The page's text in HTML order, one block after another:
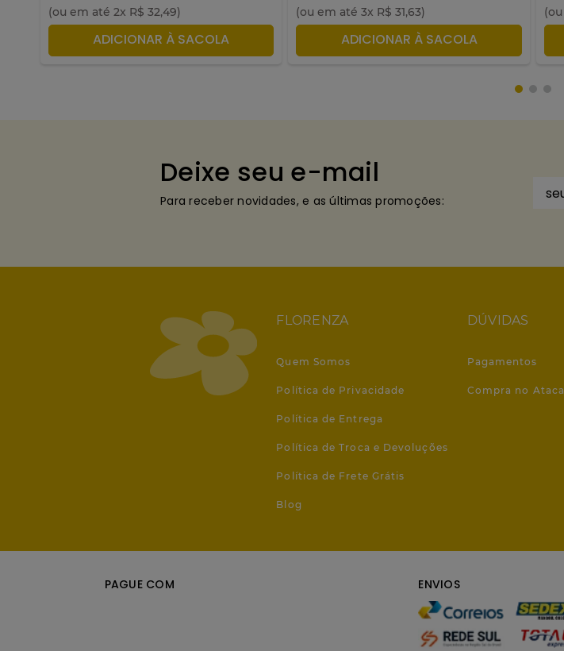
(ou em até 2x R$ 32,49)
ADICIONAR À SACOLA
(ou em até3x R$ 31,63)
ADICIONAR À SACOLA
Deixe seu e-mail
Para receber novidades, e as últimas promoções:
FLORENZA
Quem Somos
Política de Privacidade
Política de Entrega
Política de Troca e Devoluções
Política de Frete Grátis
Blog
DÚVIDAS
Pagamentos
Compra no
PAGUE COM ENVIOS